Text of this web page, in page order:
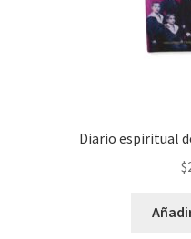
Diario espiritual
$